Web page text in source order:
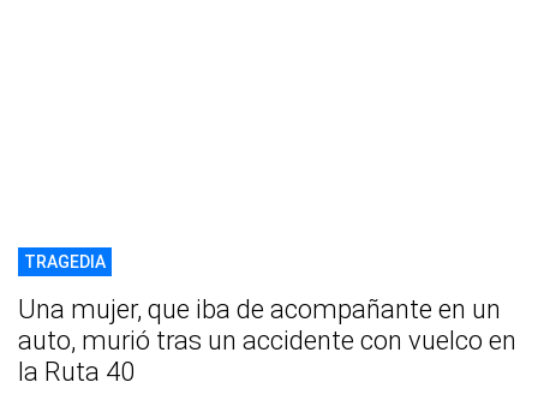
TRAGEDIA
Una mujer, que iba de acompañante en un
auto, murió tras un accidente con vuelco en
la Ruta 40